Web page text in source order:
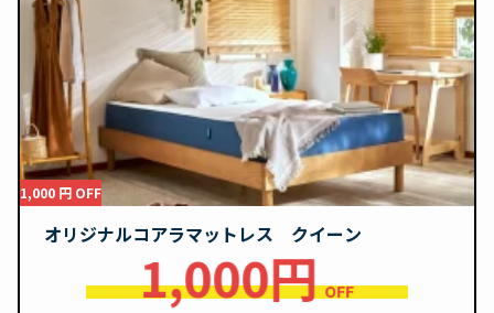
1,000 円 OFF
オリジナルコアラマットレス クイーン
1,000円 OFF